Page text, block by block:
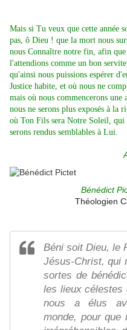
Mais si Tu veux que cette année
pas, ô Dieu ! que la mort nous
nous Connaître notre fin, afin
l'attendions comme un bon
qu'ainsi nous puissions espérer
Justice habite, et où nous ne
mais où nous commencerons
nous ne serons plus exposés à la
où Ton Fils sera Notre Soleil, qui
serons rendus semblables à Lui.
Bénédict
Théologien
Béni soit Dieu, le
Jésus-Christ, qui
sortes de
les lieux célestes
nous a élus
monde, pour que